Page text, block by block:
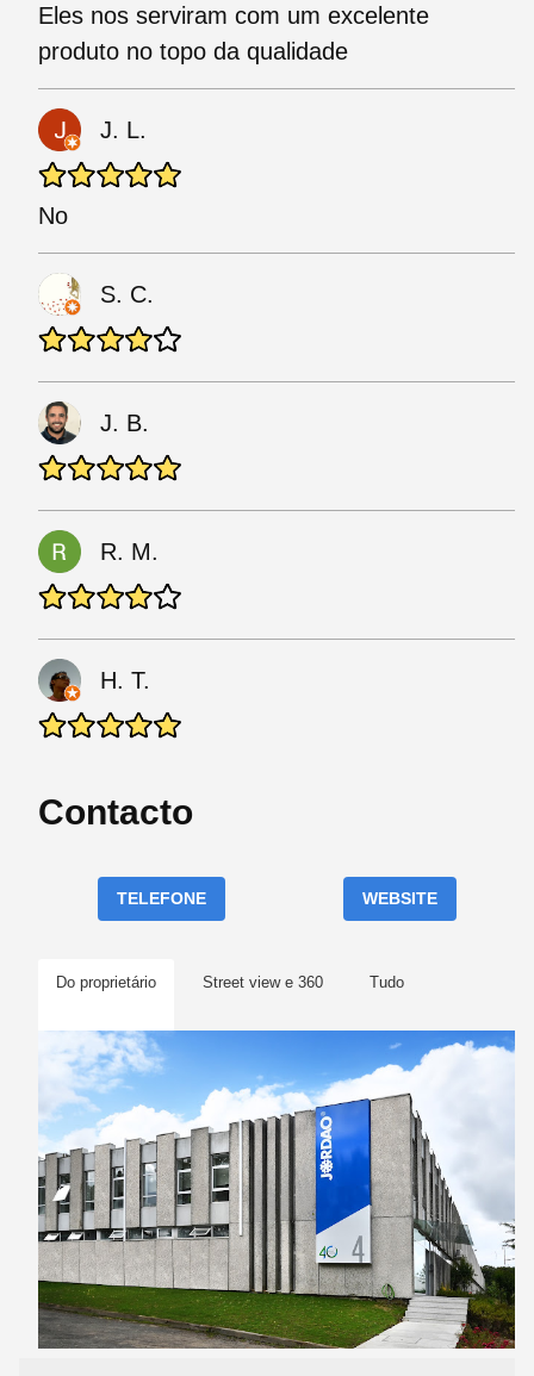
Eles nos serviram com um excelente
produto no topo da qualidade
J. L.
No
S. C.
J. B.
R. M.
H. T.
Contacto
TELEFONE WEBSITE
Do proprietário Street view e 360 Tudo